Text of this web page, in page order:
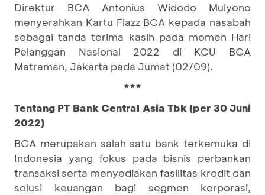
Direktur BCA Antonius Widodo Mulyono
menyerahkan Kartu Flazz BCA kepada nasabah
sebagai tanda terima kasih pada momen Hari
Pelanggan Nasional 2022 di KCU BCA
Matraman, Jakarta pada Jumat (02/09).
***
Tentang PT Bank Central Asia Tbk (per 30 Juni
2022)
BCA merupakan salah satu bank terkemuka di
Indonesia yang fokus pada bisnis perbankan
transaksi serta menyediakan fasilitas kredit dan
solusi keuangan bagi segmen korporasi,